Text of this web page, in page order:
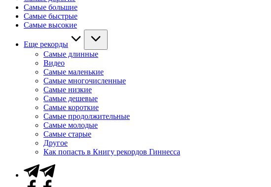
Самые большие
Самые быстрые
Самые высокие
Еще рекорды
Самые длинные
Видео
Самые маленькие
Самые многочисленные
Самые низкие
Самые дешевые
Самые короткие
Самые продолжительные
Самые молодые
Самые старые
Другое
Как попасть в Книгу рекордов Гиннесса
Telegram
Facebook